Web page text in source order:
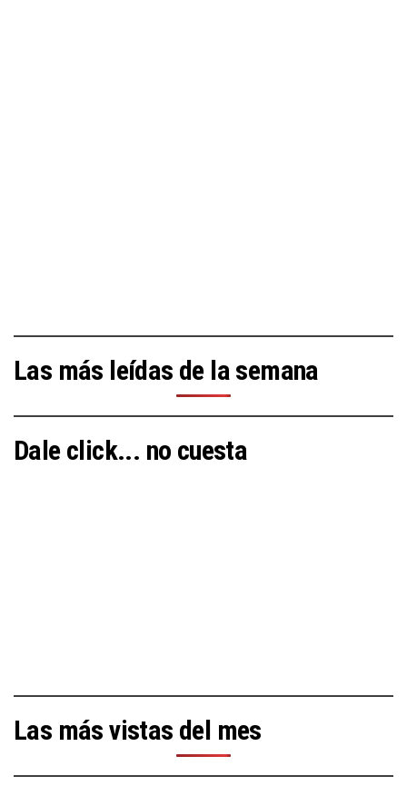
Las más leídas de la semana
Dale click... no cuesta
Las más vistas del mes